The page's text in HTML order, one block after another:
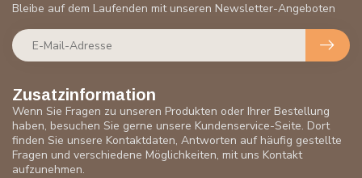
Zusatzinformation
Wenn Sie Fragen zu unseren Produkten oder Ihrer Bestellung
haben, besuchen Sie gerne unsere Kundenservice-Seite. Dort
finden Sie unsere Kontaktdaten, Antworten auf häufig gestellte
Fragen und verschiedene Möglichkeiten, mit uns Kontakt
aufzunehmen.
Bleibe auf dem Laufenden mit unseren Newsletter-Angeboten